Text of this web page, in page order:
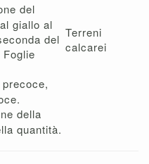
del
giallo al
del
della
quantità.
Terreni
calcarei